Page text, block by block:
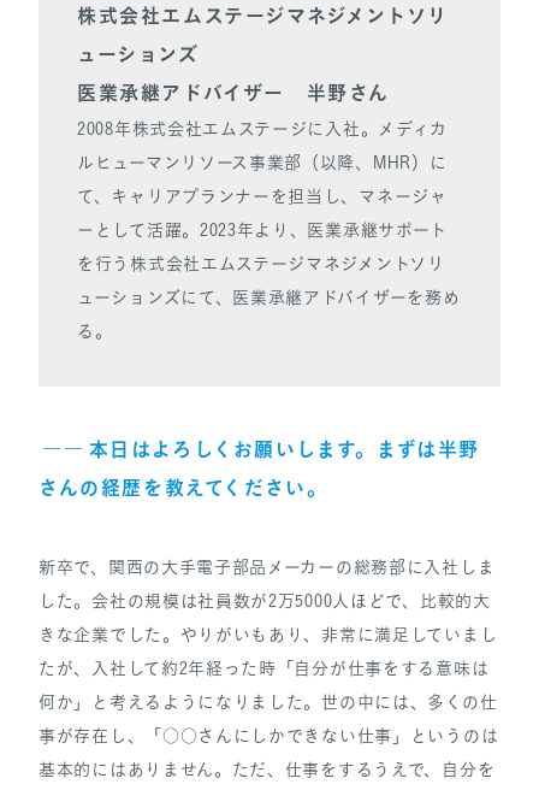
株式会社エムステージマネジメントソリ
ューションズ
医業承継アドバイザー 半野さん
2008年株式会社エムステージに入社。メディカ
ルヒューマンリソース事業部（以降、MHR）に
て、キャリアプランナーを担当し、マネージャ
ーとして活躍。2023年より、医業承継サポート
を行う株式会社エムステージマネジメントソリ
ューションズにて、医業承継アドバイザーを務め
る。
―― 本日はよろしくお願い します。まずは半野
さんの経歴を教えてください。
新卒で、関西の大手電子部品メーカーの総務部に入社しま
した。会社の規模は社員数が2万5000人ほどで、比較的大
きな企業でした。やりがいもあり、非常に満足していまし
たが、入社して約2年経った時「自分が仕事をする意味は
何か」と考えるようになりました。世の中には、多くの仕
事が存在し、「○○さんにしかできない仕事」というのは
基本的にはありません。ただ、仕事をするうえで、自分を